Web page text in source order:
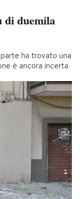
di duemila
ha trovato una
è ancora incerta